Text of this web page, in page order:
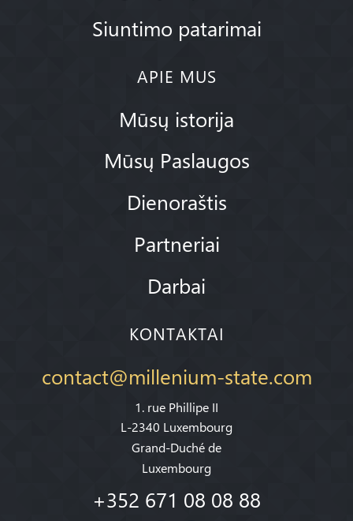
Siuntimo patarimai
APIE MUS
Mūsų istorija
Mūsų Paslaugos
Dienoraštis
Partneriai
Darbai
KONTAKTAI
contact@millenium-state.com
1. rue Phillipe II
L-2340 Luxembourg
Grand-Duché de
Luxembourg
+352 671 08 08 88